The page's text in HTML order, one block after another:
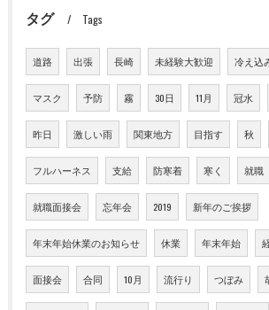
タグ Tags
道路 出張 長崎 未経験大歓迎 冷え込
マスク 予防 霧 30日 11月 冠水
昨日 激しい雨 関東地方 目指す 秋
フルハーネス 支給 防寒着 寒く 就職
就職面接会 忘年会 2019 新年のご挨拶
年末年始休業のお知らせ 休業 年末年始
面接会 合同 10月 流行り つぼみ